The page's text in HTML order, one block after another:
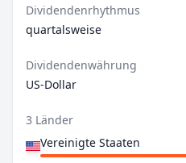
Dividendenrhythmus
quartalsweise
Dividendenwährung
US-Dollar
3 Länder
Vereinigte Staaten